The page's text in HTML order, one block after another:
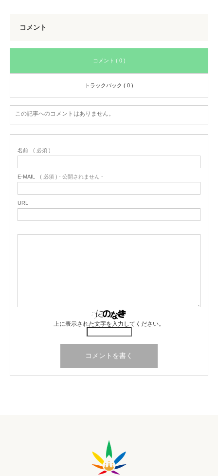
コメント
コメント ( 0 )
トラックバック ( 0 )
この記事へのコメントはありません。
名前 ( 必須 )
E-MAIL ( 必須 ) - 公開されません -
URL
上に表示された文字を入力してください。